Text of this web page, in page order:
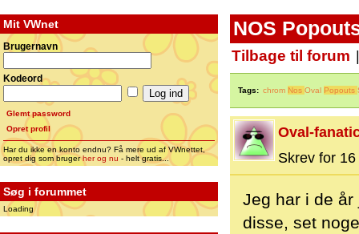
Mit VWnet
Brugernavn
Kodeord
Glemt password
Opret profil
Har du ikke en konto endnu? Få mere ud af VWnettet,
opret dig som brugerher og nu - helt gratis...
Søg i forummet
Loading
NOS
Tilbage til forum
Tags: chrom Nos Oval Popouts
Oval-
Skrev for
Jeg har i de
disse, set